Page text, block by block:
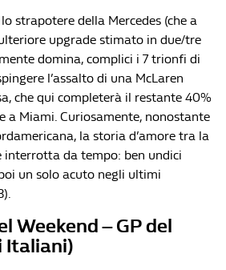
strapotere della Mercedes (che a
upgrade stimato in due/tre
domina, complici i 7 trionfi di
l’assalto di una McLaren
che qui completerà il restante 40%
a Miami. Curiosamente, nonostante
la storia d’amore tra la
interrotta da tempo: ben undici
un solo acuto negli ultimi
Weekend – GP del
Italiani)